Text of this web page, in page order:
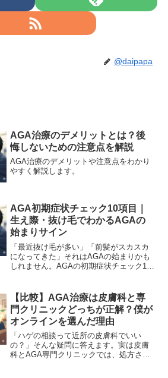
@daipapa
AGA治療のデメリットとは？後
悔しないための注意点を解説
AGA治療のデメリットや注意点をわかり
やすく解説します。
AGA初期症状チェック10項目｜
生え際・抜け毛でわかるAGAの
始まりサイン
「最近抜け毛が多い」「前髪がスカスカ
になってきた」それはAGAの始まりかも
しれません。AGAの初期症状チェック10
【比較】AGA治療は皮膚科と専
門クリニックどっちが正解？僕が
オンラインを選んだ理由
「ハゲの相談って近所の皮膚科でいい
の？」そんな疑問に答えます。実は皮膚
科とAGA専門クリニックでは、処方され